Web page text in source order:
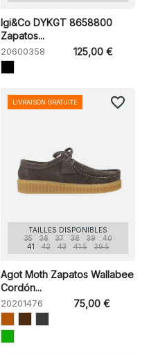
Igi&Co DYKGT 8658800
Zapatos...
20600358 125,00 €
TAILLES DISPONIBLES
35
36 37 38 39
40
41
42 43 41.5 39.5
Agot Moth Zapatos Wallabee
Cordón...
20201476 75,00 €
LIVRAISON GRATUITE favorite_border